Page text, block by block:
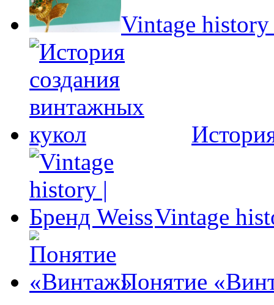
Vintage
Vintage
Понятие